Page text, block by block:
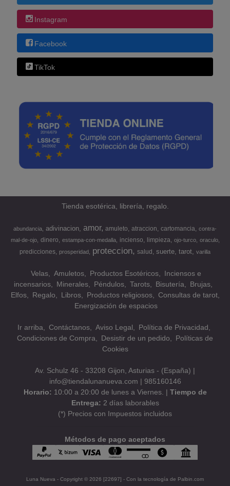
Instagram
Facebook
TikTok
Tienda esotérica, librería, regalo.
abundancia adivinacion amor amuleto atraccion cartomancia
contra-
mal-de-ojo
dinero estampa-con-medalla incienso limpieza ojo-turco oraculo
predicciones prosperidad proteccion salud suerte tarot varilla
Velas Amuletos Productos Esotéricos
Inciensos e
incensarios
Minerales Péndulos Tarots Bisutería
Brujas
Elfos
Regalo Libros Productos religiosos
Consultas de tarot
Energización de espacios
Ir arriba Contáctanos Aviso Legal
Política de Privacidad
Condiciones de Compra
Desistir de un pedido
Políticas de
Cookies
Av. Schulz 46 - 33208 Gijon, Asturias - (España) |
info@tiendalunanueva.com | 985160146
Horario: 10:00 a 20:00 de lunes a Viernes. | Tiempo de
Entrega: 2 días laborables
(*) Precios con Impuestos incluidos
Métodos de pago aceptados
Luna Nueva - Copyright © 2026 [22697] - Con la tecnología de Palbin.com